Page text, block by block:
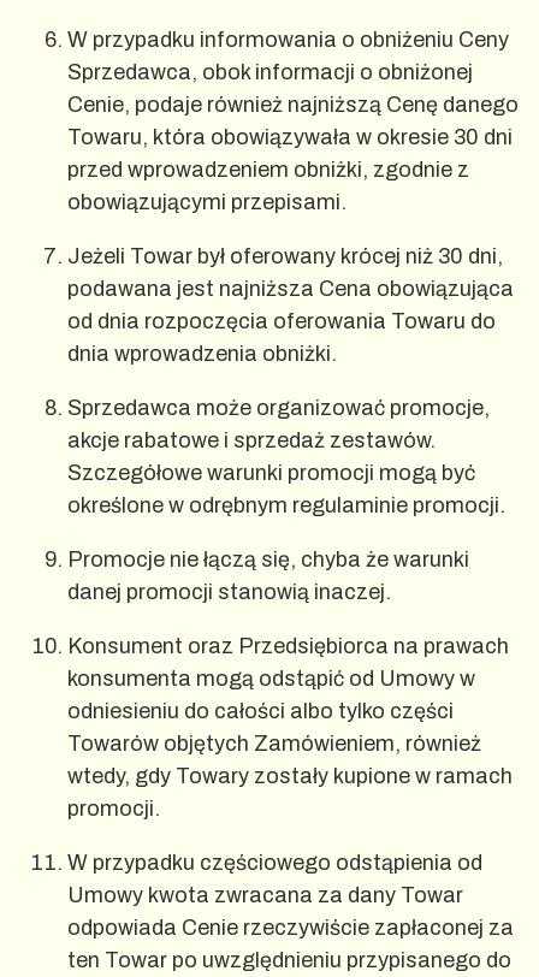
W przypadku informowania o obniżeniu Ceny
Sprzedawca, obok informacji o obniżonej
Cenie, podaje również najniższą Cenę danego
Towaru, która obowiązywała w okresie 30 dni
przed wprowadzeniem obniżki, zgodnie z
obowiązującymi przepisami.
Jeżeli Towar był oferowany krócej niż 30 dni,
podawana jest najniższa Cena obowiązująca
od dnia rozpoczęcia oferowania Towaru do
dnia wprowadzenia obniżki.
Sprzedawca może organizować promocje,
akcje rabatowe i sprzedaż zestawów.
Szczegółowe warunki promocji mogą być
określone w odrębnym regulaminie promocji.
Promocje nie łączą się, chyba że warunki
danej promocji stanowią inaczej.
Konsument oraz Przedsiębiorca na prawach
konsumenta mogą odstąpić od Umowy w
odniesieniu do całości albo tylko części
Towarów objętych Zamówieniem, również
wtedy, gdy Towary zostały kupione w ramach
promocji.
W przypadku częściowego odstąpienia od
Umowy kwota zwracana za dany Towar
odpowiada Cenie rzeczywiście zapłaconej za
ten Towar po uwzględnieniu przypisanego do